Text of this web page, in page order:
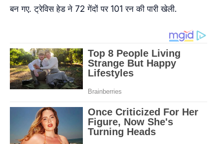
बन गए. ट्रेविस हेड ने 72 गेंदों पर 101 रन की पारी खेली.